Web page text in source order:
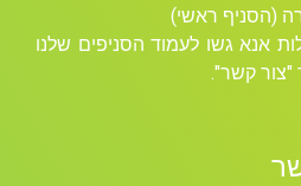
(הסניף ראשי)
אנא גשו לעמוד הסניפים שלנו
"צור קשר".